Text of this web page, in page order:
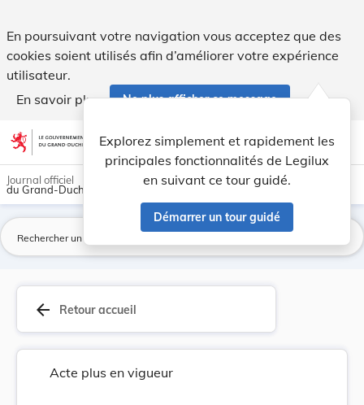
En poursuivant votre navigation vous acceptez que des
cookies soient utilisés afin d’améliorer votre expérience
utilisateur.
En savoir plus
Ne plus afficher ce message
Aller au contenu account_circle help Aide
Explorez simplement et rapidement les
principales fonctionnalités de Legilux
en suivant ce tour guidé.
Démarrer un tour guidé
light_mode dark_mode
Journal officiel
du Grand-Duché de Luxembourg
arrow_back Retour accueil
Acte plus en vigueur